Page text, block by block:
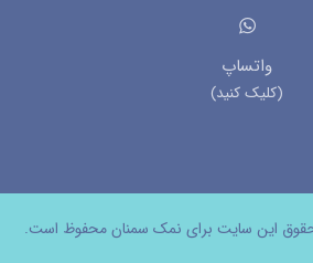
واتساپ
(کلیک کنید)
این سایت برای نمک سمنان محفوظ است.